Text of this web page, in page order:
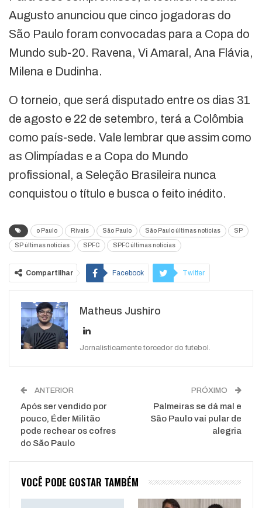
Augusto anunciou que cinco jogadoras do
São Paulo foram convocadas para a Copa do
Mundo sub-20. Ravena, Vi Amaral, Ana Flávia,
Milena e Dudinha.
O torneio, que será disputado entre os dias 31
de agosto e 22 de setembro, terá a Colômbia
como país-sede. Vale lembrar que assim como
as Olimpíadas e a Copa do Mundo
profissional, a Seleção Brasileira nunca
conquistou o título e busca o feito inédito.
o Paulo Rivais São Paulo São Paulo últimas notícias SP
SP últimas notícias SPFC SPFC últimas notícias
Compartilhar Facebook Twitter
WhatsApp
Matheus Jushiro
Jornalisticamente torcedor do futebol.
ANTERIOR
Após ser vendido por
pouco, Éder Militão
pode rechear os cofres
do São Paulo
PRÓXIMO
Palmeiras se dá mal e
São Paulo vai pular de
alegria
VOCÊ PODE GOSTAR TAMBÉM